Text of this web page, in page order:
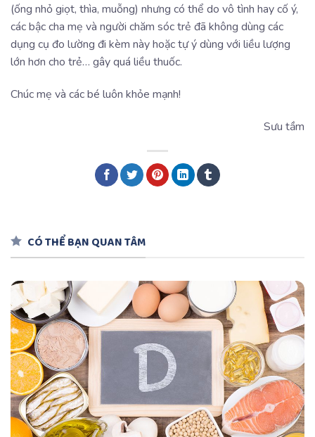
(ống nhỏ giọt, thìa, muỗng) nhưng có thể do vô tình hay cố ý,
các bậc cha mẹ và người chăm sóc trẻ đã không dùng các
dụng cụ đo lường đi kèm này hoặc tự ý dùng với liều lượng
lớn hơn cho trẻ… gây quá liều thuốc.
Chúc mẹ và các bé luôn khỏe mạnh!
Sưu tầm
CÓ THỂ BẠN QUAN TÂM